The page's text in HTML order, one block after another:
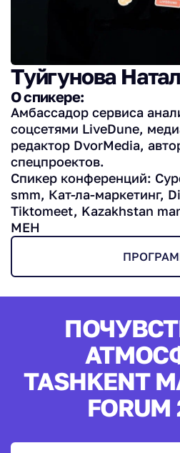
Туйгунова
О спикере:
Амбассадор сервиса
соцсетями LiveDune,
редактор DvorMedia,
спецпроектов.
Спикер конференций:
smm, Кат-ла-маркетинг,
Tiktomeet, Kazakhstan
MEH
TASHKENT